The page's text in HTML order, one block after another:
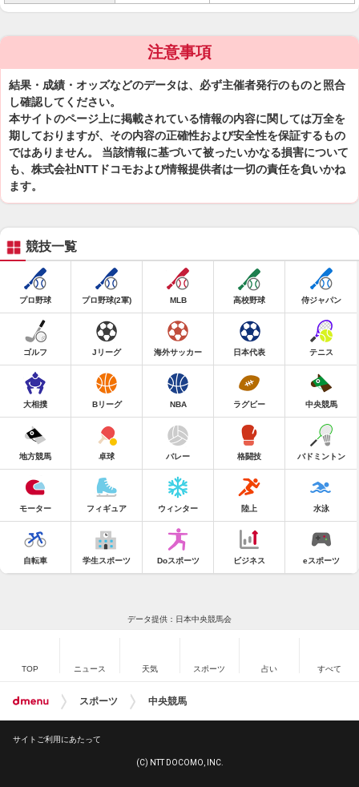
注意事項
結果・成績・オッズなどのデータは、必ず主催者発行のものと照合
し確認してください。
本サイトのページ上に掲載されている情報の内容に関しては万全を
期しておりますが、その内容の正確性および安全性を保証するもの
ではありません。 当該情報に基づいて被ったいかなる損害について
も、株式会社NTTドコモおよび情報提供者は一切の責任を負いかね
ます。
競技一覧
プロ野球 プロ野球(2軍) MLB 高校野球 侍ジャパン
ゴルフ Jリーグ 海外サッカー 日本代表 テニス
大相撲 Bリーグ NBA ラグビー 中央競馬
地方競馬 卓球 バレー 格闘技 バドミントン
モーター フィギュア ウィンター 陸上 水泳
自転車 学生スポーツ Doスポーツ ビジネス eスポーツ
データ提供：日本中央競馬会
TOP ニュース 天気 スポーツ 占い すべて
スポーツ 中央競馬
サイトご利用にあたって
(C) NTT DOCOMO, INC.